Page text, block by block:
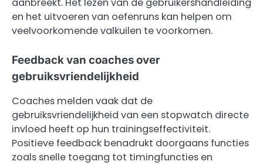
en het uitvoeren van oefenruns kan helpen om
veelvoorkomende valkuilen te voorkomen.
Feedback van coaches over
gebruiksvriendelijkheid
Coaches melden vaak dat de
gebruiksvriendelijkheid van een stopwatch directe
invloed heeft op hun trainingseffectiviteit.
Positieve feedback benadrukt doorgaans functies
zoals snelle toegang tot timingfuncties en